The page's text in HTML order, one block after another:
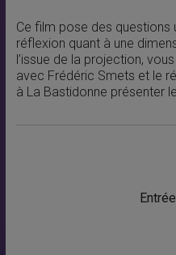
Ce film pose des questions
réflexion quant à une
l’issue de la projection,
avec Frédéric Smets et le
à La Bastidonne présenter